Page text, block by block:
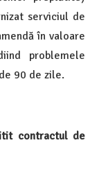
serviciul de
în valoare
problemele
90 de zile.
contractul de